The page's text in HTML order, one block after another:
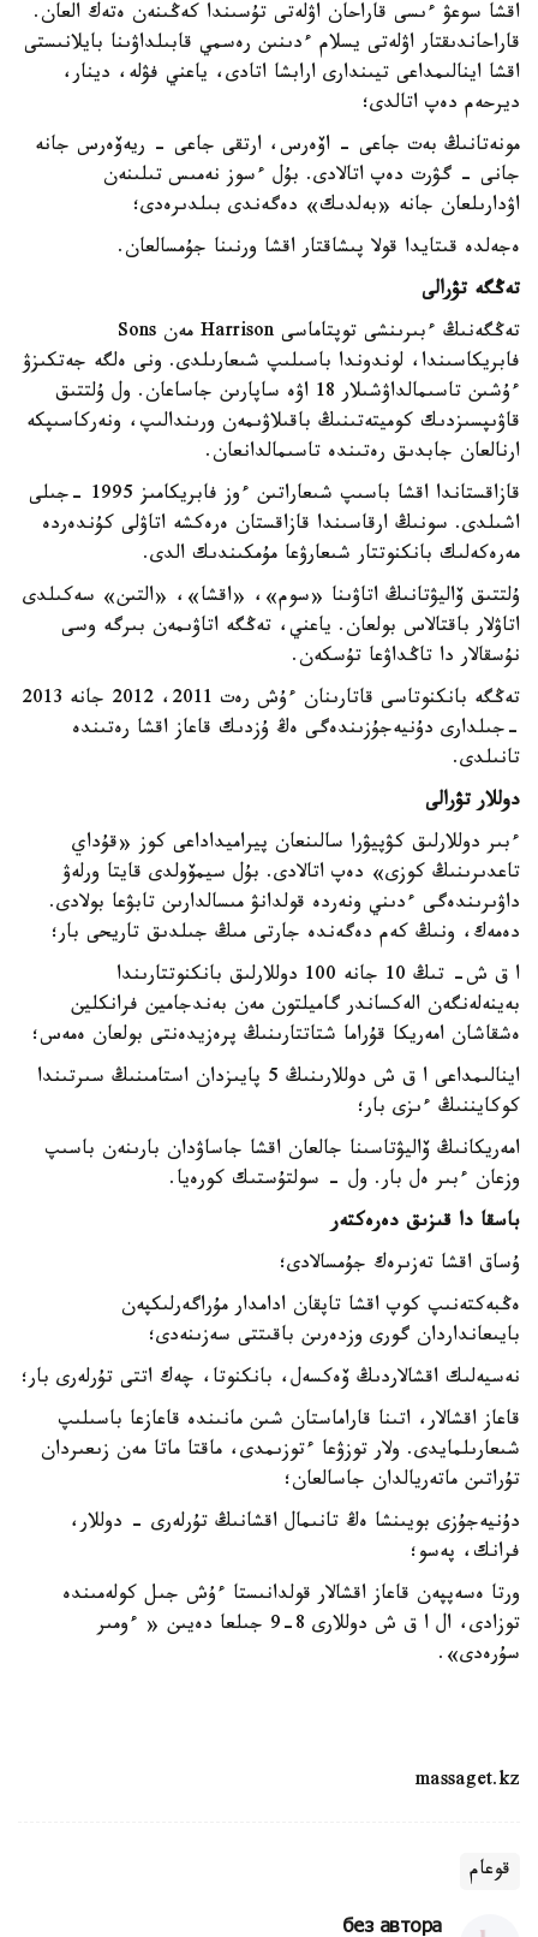
اقشا سوعۋ ءىسى قاراحان اۋلەتى تۇسىندا كەڭىنەن ەتەك العان.
قاراحاندىقتار اۋلەتى يسلام ءدىنىن رەسمي قابىلداۋىنا بايلانىستى
اقشا اينالىمداعى تيىندارى ارابشا اتادى، ياعني فۋلە، دينار،
ديرحەم دەپ اتالدى؛
مونەتانىڭ بەت جاعى - اۆەرس، ارتقى جاعى - ريەۆەرس جانە
جانى - گۋرت دەپ اتالادى. بۇل ءسوز نەمىس تىلىنەن
اۋدارىلعان جانە «بەلدىك» دەگەندى بىلدىرەدى؛
ەجەلدە قىتايدا قولا پىشاقتار اقشا ورنىنا جۇمسالعان.
تەڭگە تۋرالى
تەڭگەنىڭ ءبىرىنشى توپتاماسى Harrison مەن Sons
فابريكاسىندا، لوندوندا باسىلىپ شىعارىلدى. ونى ەلگە جەتكىزۋ
ءۇشىن تاسىمالداۋشىلار 18 اۋە ساپارىن جاساعان. ول ۇلتتىق
قاۋىپسىزدىك كوميتەتىنىڭ باقىلاۋىمەن ورىندالىپ، ونەركاسىپكە
ارنالعان جابدىق رەتىندە تاسىمالدانعان.
قازاقستاندا اقشا باسىپ شىعاراتىن ءوز فابريكامىز 1995 -جىلى
اشىلدى. سونىڭ ارقاسىندا قازاقستان ەرەكشە اتاۋلى كۇندەردە
مەرەكەلىك بانكنوتتار شىعارۋعا مۇمكىندىك الدى.
ۇلتتىق ۆاليۋتانىڭ اتاۋىنا «سوم»، «اقشا»، «التىن» سەكىلدى
اتاۋلار باقتالاس بولعان. ياعني، تەڭگە اتاۋىمەن بىرگە وسى
نۇسقالار دا تاڭداۋعا تۇسكەن.
تەڭگە بانكنوتاسى قاتارىنان ءۇش رەت 2011، 2012 جانە 2013
-جىلدارى دۇنيەجۇزىندەگى ەڭ ۇزدىك قاعاز اقشا رەتىندە
تانىلدى.
دوللار تۋرالى
ءبىر دوللارلىق كۋپيۋرا سالىنعان پيراميداداعى كوز «قۇداي
تاعدىرىنىڭ كوزى» دەپ اتالادى. بۇل سيمۆولدى قايتا ورلەۋ
داۋىرىندەگى ءدىني ونەردە قولدانۋ مىسالدارىن تابۋعا بولادى.
دەمەك، ونىڭ كەم دەگەندە جارتى مىڭ جىلدىق تاريحى بار؛
ا ق ش- تىڭ 10 جانە 100 دوللارلىق بانكنوتتارىندا
بەينەلەنگەن الەكساندر گاميلتون مەن بەندجامين فرانكلين
ەشقاشان امەريكا قۇراما شتاتتارىنىڭ پرەزيدەنتى بولعان ەمەس؛
اينالىمداعى ا ق ش دوللارىنىڭ 5 پايىزدان استامىنىڭ سىرتىندا
كوكايننىڭ ءىزى بار؛
امەريكانىڭ ۆاليۋتاسىنا جالعان اقشا جاساۋدان بارىنەن باسىپ
وزعان ءبىر ەل بار. ول - سولتۇستىك كورەيا.
باسقا دا قىزىق دەرەكتەر
ۇساق اقشا تەزىرەك جۇمسالادى؛
ەڭبەكتەنىپ كوپ اقشا تاپقان ادامدار مۇراگەرلىكپەن
بايىعانداردان گورى وزدەرىن باقىتتى سەزىنەدى؛
نەسيەلىك اقشالاردىڭ ۆەكسەل، بانكنوتا، چەك اتتى تۇرلەرى بار؛
قاعاز اقشالار، اتىنا قاراماستان شىن مانىندە قاعازعا باسىلىپ
شىعارىلمايدى. ولار توزۋعا ءتوزىمدى، ماقتا ماتا مەن زىعىردان
تۇراتىن ماتەريالدان جاسالعان؛
دۇنيەجۇزى بويىنشا ەڭ تانىمال اقشانىڭ تۇرلەرى - دوللار،
فرانك، پەسو؛
ورتا ەسەپپەن قاعاز اقشالار قولدانىستا ءۇش جىل كولەمىندە
توزادى، ال ا ق ش دوللارى 8-9 جىلعا دەيىن « ءومىر
سۇرەدى».
massaget.kz
قوعام
без автора